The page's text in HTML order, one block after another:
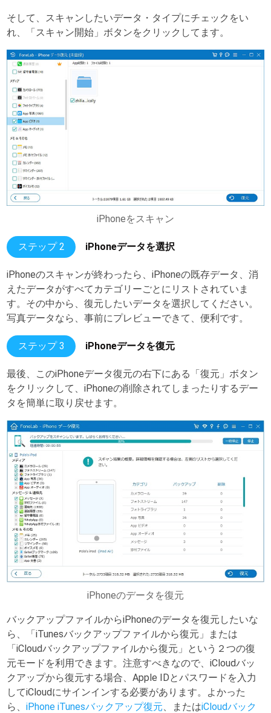
そして、スキャンしたいデータ・タイプにチェックをい
れ、「スキャン開始」ボタンをクリックしてます。
iPhoneをスキャン
ステップ 2 iPhoneデータを選択
iPhoneのスキャンが終わったら、iPhoneの既存データ、消
えたデータがすべてカテゴリーごとにリストされていま
す。その中から、復元したいデータを選択してください。
写真データなら、事前にプレビューできて、便利です。
ステップ 3 iPhoneデータを復元
最後、このiPhoneデータ復元の右下にある「復元」ボタン
をクリックして、iPhoneの削除されてしまったりするデー
タを簡単に取り戻せます。
iPhoneのデータを復元
バックアップファイルからiPhoneのデータを復元したいな
ら、「iTunesバックアップファイルから復元」または
「iCloudバックアップファイルから復元」という２つの復
元モードを利用できます。注意すべきなので、iCloudバッ
クアップから復元する場合、Apple IDとパスワードを入力
してiCloudにサインインする必要があります。よかった
ら、iPhone iTunesバックアップ復元、またはiCloudバック